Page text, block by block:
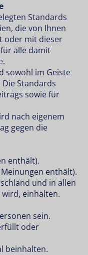
Standards
die von Ihnen
oder mit dieser
alle damit
sowohl im Geiste
Standards
sowie für
nach eigenem
gegen die
enthält).
enthält).
und in allen
einhalten.
sein.
oder
beinhalten.